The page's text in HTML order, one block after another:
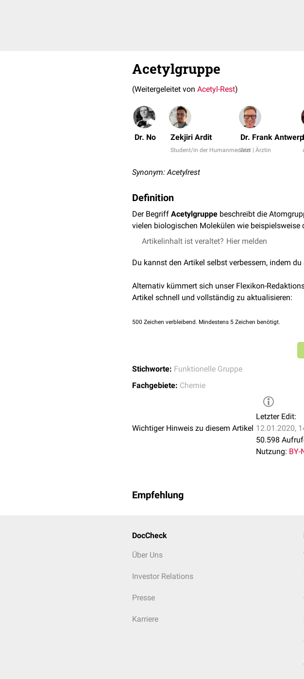
Acetylgruppe
(Weitergeleitet von Acetyl-Rest)
Dr. No Zekjiri Ardit
Student/in der Humanmedizin
Dr. Frank
Arzt | Ärztin
Synonym: Acetylrest
Definition
Der Begriff Acetylgruppe beschreibt die
vielen biologischen Molekülen wie beispielsweise
Artikelinhalt ist veraltet? Hier melden
Du kannst den Artikel selbst verbessern, indem
Alternativ kümmert sich unser Flexikon-
Artikel schnell und vollständig zu aktualisieren:
500 Zeichen verbleibend. Mindestens 5 Zeichen benötigt.
Stichworte: Funktionelle Gruppe
Fachgebiete: Chemie
Wichtiger Hinweis zu diesem Artikel
Letzter Edit:
12.01.2020,
50.598
Nutzung: BY-
Empfehlung
DocCheck
Über Uns
Investor Relations
Presse
Karriere